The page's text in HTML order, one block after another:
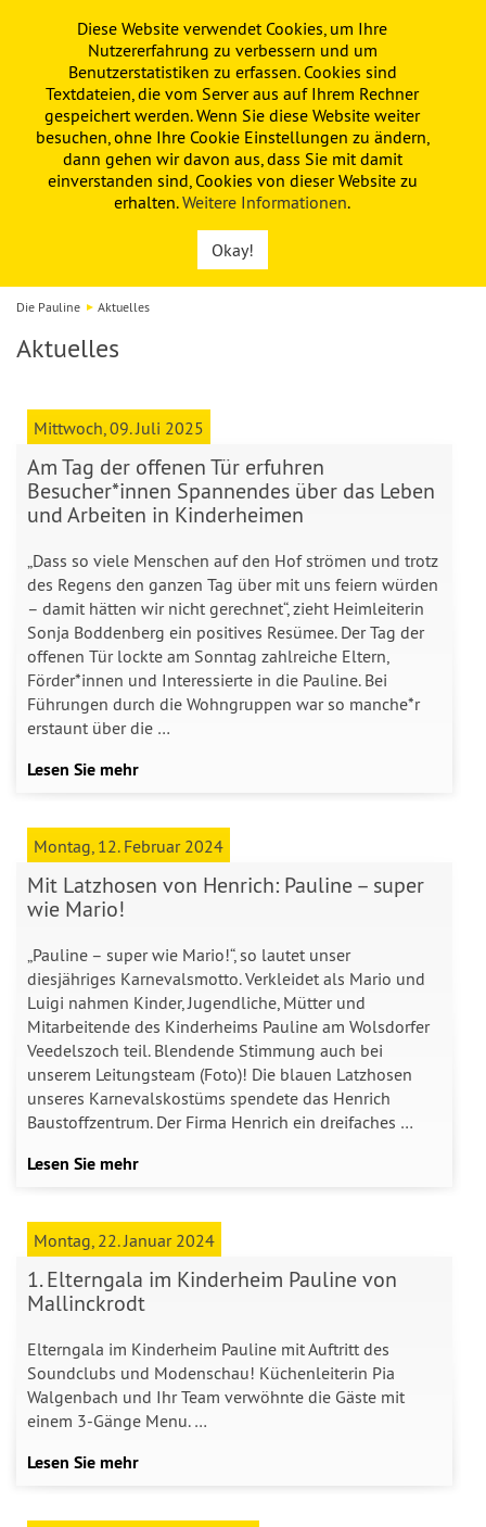
PAULINE KITA FÖRDERVEREIN
Die Pauline Aktuelles
Aktuelles
Mittwoch, 09. Juli 2025
Am Tag der offenen Tür erfuhren
Besucher*innen Spannendes über das Leben
und Arbeiten in Kinderheimen
„Dass so viele Menschen auf den Hof strömen und trotz
des Regens den ganzen Tag über mit uns feiern würden
– damit hätten wir nicht gerechnet“, zieht Heimleiterin
Sonja Boddenberg ein positives Resümee. Der Tag der
offenen Tür lockte am Sonntag zahlreiche Eltern,
Förder*innen und Interessierte in die Pauline. Bei
Führungen durch die Wohngruppen war so manche*r
erstaunt über die …
Lesen Sie mehr
Montag, 12. Februar 2024
Mit Latzhosen von Henrich: Pauline – super
wie Mario!
„Pauline – super wie Mario!“, so lautet unser
diesjähriges Karnevalsmotto. Verkleidet als Mario und
Luigi nahmen Kinder, Jugendliche, Mütter und
Mitarbeitende des Kinderheims Pauline am Wolsdorfer
Veedelszoch teil. Blendende Stimmung auch bei
unserem Leitungsteam (Foto)! Die blauen Latzhosen
unseres Karnevalskostüms spendete das Henrich
Baustoffzentrum. Der Firma Henrich ein dreifaches …
Lesen Sie mehr
Montag, 22. Januar 2024
1. Elterngala im Kinderheim Pauline von
Mallinckrodt
Elterngala im Kinderheim Pauline mit Auftritt des
Soundclubs und Modenschau! Küchenleiterin Pia
Walgenbach und Ihr Team verwöhnte die Gäste mit
einem 3-Gänge Menu. …
Lesen Sie mehr
Diese Website verwendet Cookies, um Ihre
Nutzererfahrung zu verbessern und um
Benutzerstatistiken zu erfassen. Cookies sind
Textdateien, die vom Server aus auf Ihrem Rechner
gespeichert werden. Wenn Sie diese Website weiter
besuchen, ohne Ihre Cookie Einstellungen zu ändern,
dann gehen wir davon aus, dass Sie mit damit
einverstanden sind, Cookies von dieser Website zu
erhalten.Weitere Informationen.
Okay!